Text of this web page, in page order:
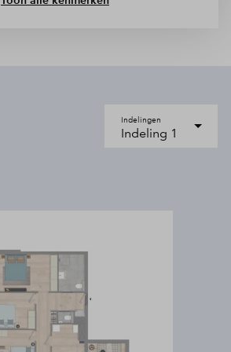
Indelingen
Indeling 1